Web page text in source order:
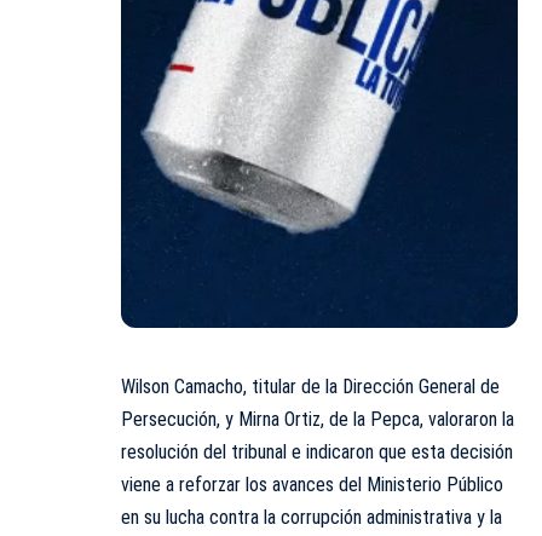
Wilson Camacho, titular de la Dirección General de
Persecución, y Mirna Ortiz, de la Pepca, valoraron la
resolución del tribunal e indicaron que esta decisión
viene a reforzar los avances del Ministerio Público
en su lucha contra la corrupción administrativa y la